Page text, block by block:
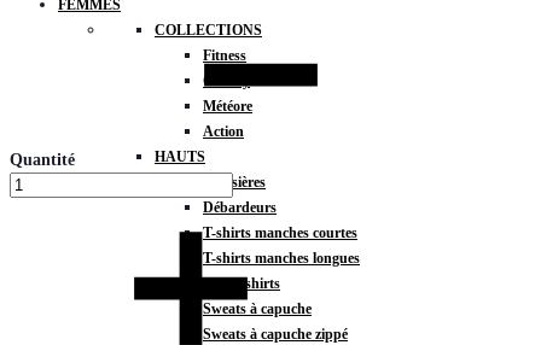
FEMMES
COLLECTIONS
Fitness
Gravity
Météore
Action
HAUTS
Brassières
Débardeurs
T-shirts manches courtes
T-shirts manches longues
Sweat-shirts
Sweats à capuche
Sweats à capuche zippé
Quantité